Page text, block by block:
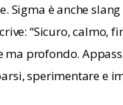
Sigma è anche slang
“Sicuro, calmo,
ma profondo.
sperimentare e